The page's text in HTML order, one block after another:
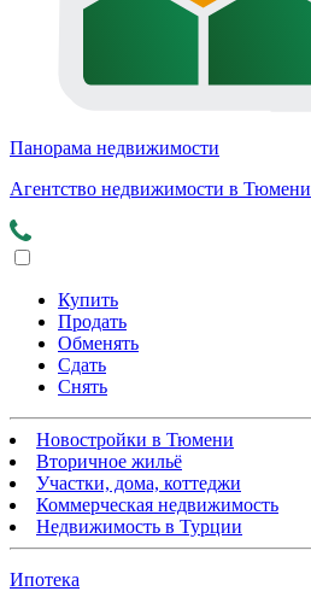
Панорама недвижимости
Агентство недвижимости в Тюмени
Купить
Продать
Обменять
Сдать
Снять
Новостройки в Тюмени
Вторичное жильё
Участки, дома, коттеджи
Коммерческая недвижимость
Недвижимость в Турции
Ипотека